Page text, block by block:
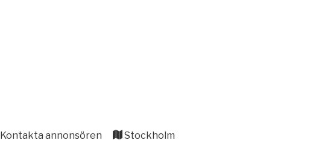
Kontakta annonsören Stockholm